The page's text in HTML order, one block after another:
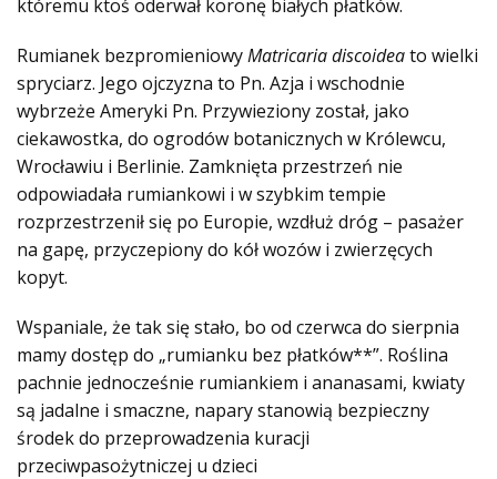
któremu ktoś oderwał koronę białych płatków.
Rumianek bezpromieniowyMatricaria discoideato wielki
spryciarz. Jego ojczyzna to Pn. Azja i wschodnie
wybrzeże Ameryki Pn. Przywieziony został, jako
ciekawostka, do ogrodów botanicznych w Królewcu,
Wrocławiu i Berlinie. Zamknięta przestrzeń nie
odpowiadała rumiankowi i w szybkim tempie
rozprzestrzenił się po Europie, wzdłuż dróg – pasażer
na gapę, przyczepiony do kół wozów i zwierzęcych
kopyt.
Wspaniale, że tak się stało, bo od czerwca do sierpnia
mamy dostęp do „rumianku bez płatków**”. Roślina
pachnie jednocześnie rumiankiem i ananasami, kwiaty
są jadalne i smaczne, napary stanowią bezpieczny
środek do przeprowadzenia kuracji
przeciwpasożytniczej u dzieci